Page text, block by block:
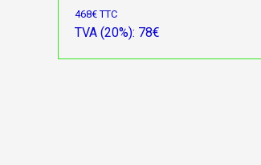
468€ TTC
TVA (20%): 78€